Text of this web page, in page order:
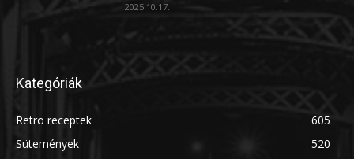
2025.10.17.
Kategóriák
Retro receptek
605
Sütemények
520